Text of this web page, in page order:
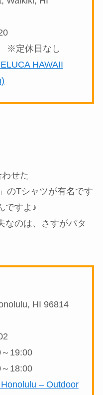
※定休日なし
HAWAII
せた
のTシャツが有名です
ですよ♪
なのは、さすがパタ
HI 96814
19:00
– Outdoor